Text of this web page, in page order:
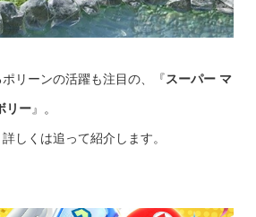
リーンの活躍も注目の、『スーパー マ
リー』。
しくは追って紹介します。